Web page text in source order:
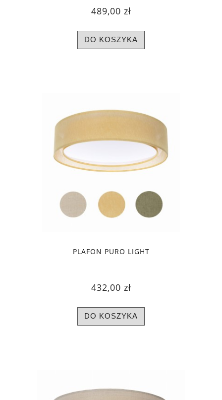
489,00 zł
DO KOSZYKA
PLAFON PURO LIGHT
432,00 zł
DO KOSZYKA